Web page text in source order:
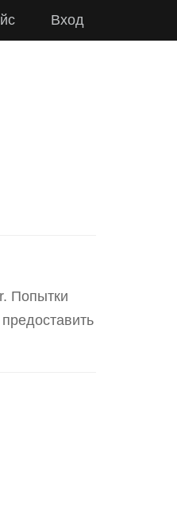
Вход
Попытки